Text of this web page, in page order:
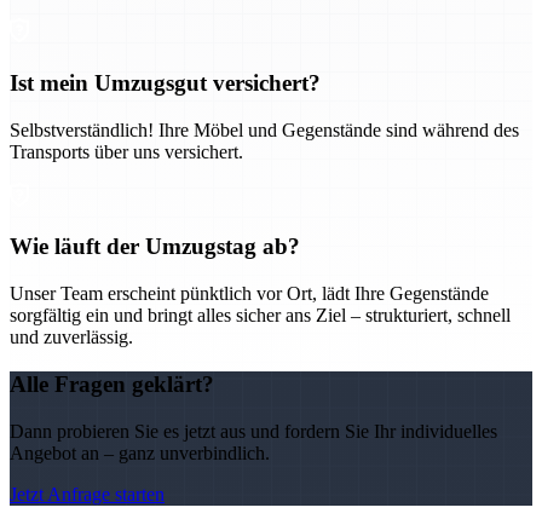
Ist mein Umzugsgut versichert?
Selbstverständlich! Ihre Möbel und Gegenstände sind während des
Transports über uns versichert.
Wie läuft der Umzugstag ab?
Unser Team erscheint pünktlich vor Ort, lädt Ihre Gegenstände
sorgfältig ein und bringt alles sicher ans Ziel – strukturiert, schnell
und zuverlässig.
Alle Fragen geklärt?
Dann probieren Sie es jetzt aus und fordern Sie Ihr individuelles
Angebot an – ganz unverbindlich.
Jetzt Anfrage starten